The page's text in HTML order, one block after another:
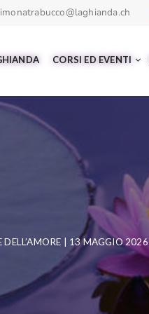
CORSI ED EVENTI
| 13 MAGGIO 2026